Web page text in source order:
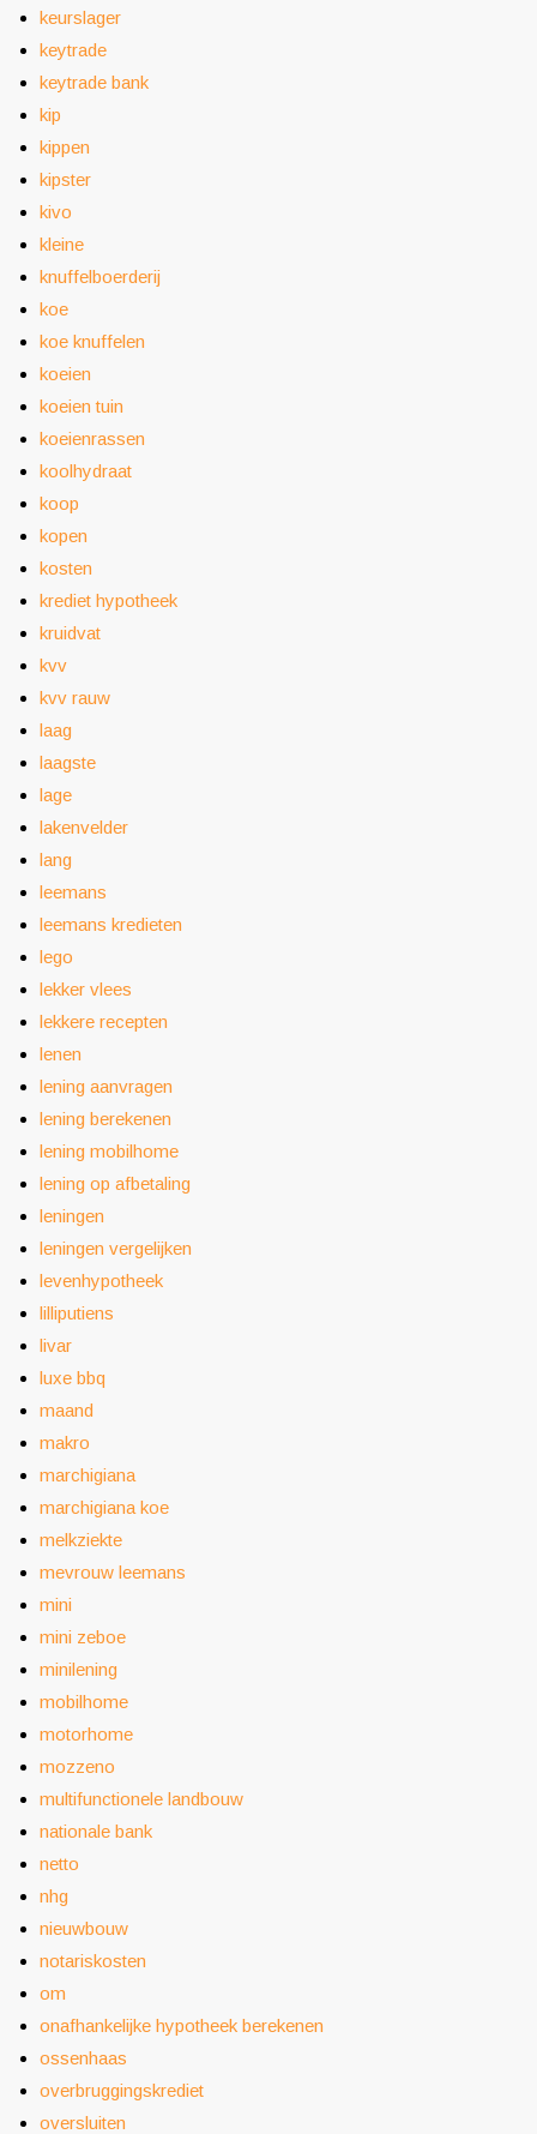
keurslager
keytrade
keytrade bank
kip
kippen
kipster
kivo
kleine
knuffelboerderij
koe
koe knuffelen
koeien
koeien tuin
koeienrassen
koolhydraat
koop
kopen
kosten
krediet hypotheek
kruidvat
kvv
kvv rauw
laag
laagste
lage
lakenvelder
lang
leemans
leemans kredieten
lego
lekker vlees
lekkere recepten
lenen
lening aanvragen
lening berekenen
lening mobilhome
lening op afbetaling
leningen
leningen vergelijken
levenhypotheek
lilliputiens
livar
luxe bbq
maand
makro
marchigiana
marchigiana koe
melkziekte
mevrouw leemans
mini
mini zeboe
minilening
mobilhome
motorhome
mozzeno
multifunctionele landbouw
nationale bank
netto
nhg
nieuwbouw
notariskosten
om
onafhankelijke hypotheek berekenen
ossenhaas
overbruggingskrediet
oversluiten